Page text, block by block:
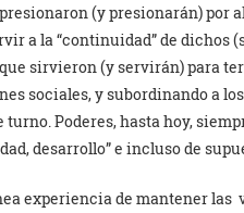
(y presionarán) por
a la “continuidad” de
que sirvieron (y servirán) para
sociales, y subordinando a
turno. Poderes, hasta hoy,
desarrollo” e incluso de
experiencia de mantener